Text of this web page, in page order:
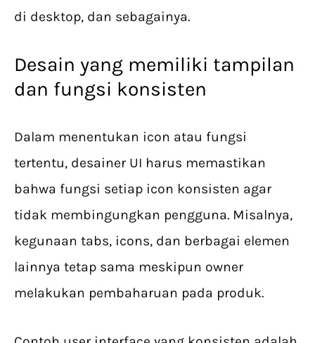
di desktop, dan sebagainya.
Desain yang memiliki tampilan
dan fungsi konsisten
Dalam menentukan icon atau fungsi
tertentu, desainer UI harus memastikan
bahwa fungsi setiap icon konsisten agar
tidak membingungkan pengguna. Misalnya,
kegunaan tabs, icons, dan berbagai elemen
lainnya tetap sama meskipun owner
melakukan pembaharuan pada produk.